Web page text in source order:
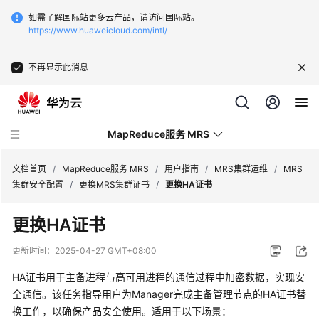
如需了解国际站更多云产品，请访问国际站。
https://www.huaweicloud.com/intl/
不再显示此消息
MapReduce服务 MRS
最
新
动
服
务
文档首页 / MapReduce服务 MRS / 用户指南 / MRS集群运维 /
MRS
集群安全配置
/ 更换MRS集群证书 / 更换HA证书
更换HA证书
更新时间： 2025-04-27 GMT+08:00
HA证书用于主备进程与高可用进程的通信过程中加密数据，实现安
全通信。该任务指导用户为Manager完成主备管理节点的HA证书替
换工作，以确保产品安全使用。适用于以下场景：